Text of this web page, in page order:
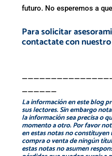
futuro. No esperemos a
Para solicitar
contactate con
——————
La información en este blog
sus lectores. Sin embargo
la información sea precisa o
momento a otro. Por favor
en estas notas no
compra o venta de ningún
estas notas no asumen